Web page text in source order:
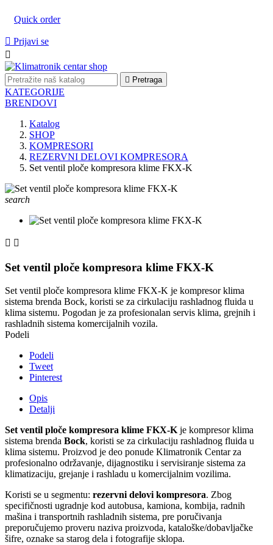
Quick order
 Prijavi se

 Pretraga
KATEGORIJE
BRENDOVI
Katalog
SHOP
KOMPRESORI
REZERVNI DELOVI KOMPRESORA
Set ventil ploče kompresora klime FKX-K
search
 
Set ventil ploče kompresora klime FKX-K
Set ventil ploče kompresora klime FKX-K je kompresor klima
sistema brenda Bock, koristi se za cirkulaciju rashladnog fluida u
klima sistemu. Pogodan je za profesionalan servis klima, grejnih i
rashladnih sistema komercijalnih vozila.
Podeli
Podeli
Tweet
Pinterest
Opis
Detalji
Set ventil ploče kompresora klime FKX-Kje kompresor klima
sistema brenda Bock, koristi se za cirkulaciju rashladnog fluida u
klima sistemu. Proizvod je deo ponude Klimatronik Centar za
profesionalno održavanje, dijagnostiku i servisiranje sistema za
klimatizaciju, grejanje i rashladu u komercijalnim vozilima.
Koristi se u segmentu: rezervni delovi kompresora. Zbog
specifičnosti ugradnje kod autobusa, kamiona, kombija, radnih
mašina i transportnih rashladnih sistema, pre poručivanja
preporučujemo proveru naziva proizvoda, kataloške/dobavljačke
šifre, oznake sa starog dela i fotografije sklopa.